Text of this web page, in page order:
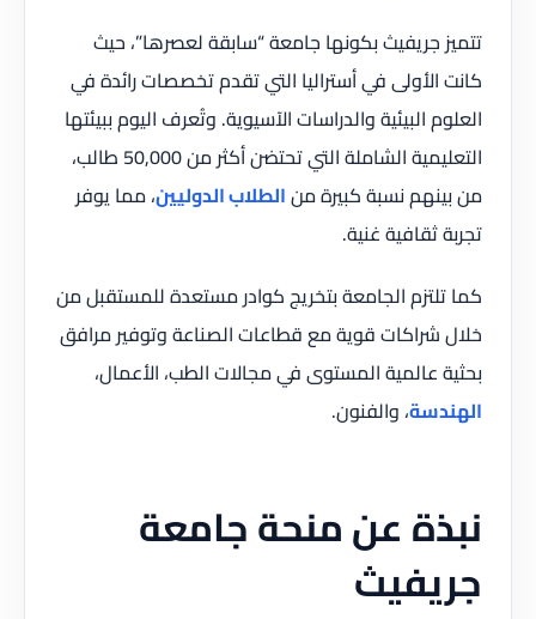
تتميز جريفيث بكونها جامعة “سابقة لعصرها”، حيث
كانت الأولى في أستراليا التي تقدم تخصصات رائدة في
العلوم البيئية والدراسات الآسيوية. وتُعرف اليوم ببيئتها
التعليمية الشاملة التي تحتضن أكثر من 50,000 طالب،
من بينهم نسبة كبيرة منالطلاب الدوليين، مما يوفر
تجربة ثقافية غنية.
كما تلتزم الجامعة بتخريج كوادر مستعدة للمستقبل من
خلال شراكات قوية مع قطاعات الصناعة وتوفير مرافق
بحثية عالمية المستوى في مجالات الطب، الأعمال،
الهندسة، والفنون.
نبذة عن منحة جامعة
جريفيث